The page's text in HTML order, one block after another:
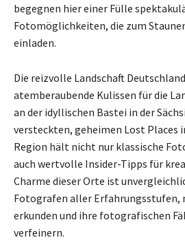
begegnen hier einer Fülle
Fotomöglichkeiten, die zum
einladen.
Die reizvolle Landschaft
atemberaubende Kulissen für die
an der idyllischen Bastei in der
versteckten, geheimen Lost Places
Region hält nicht nur klassische
auch wertvolle Insider-Tipps für
Charme dieser Orte ist
Fotografen aller Erfahrungsstufen,
erkunden und ihre fotografischen
verfeinern.